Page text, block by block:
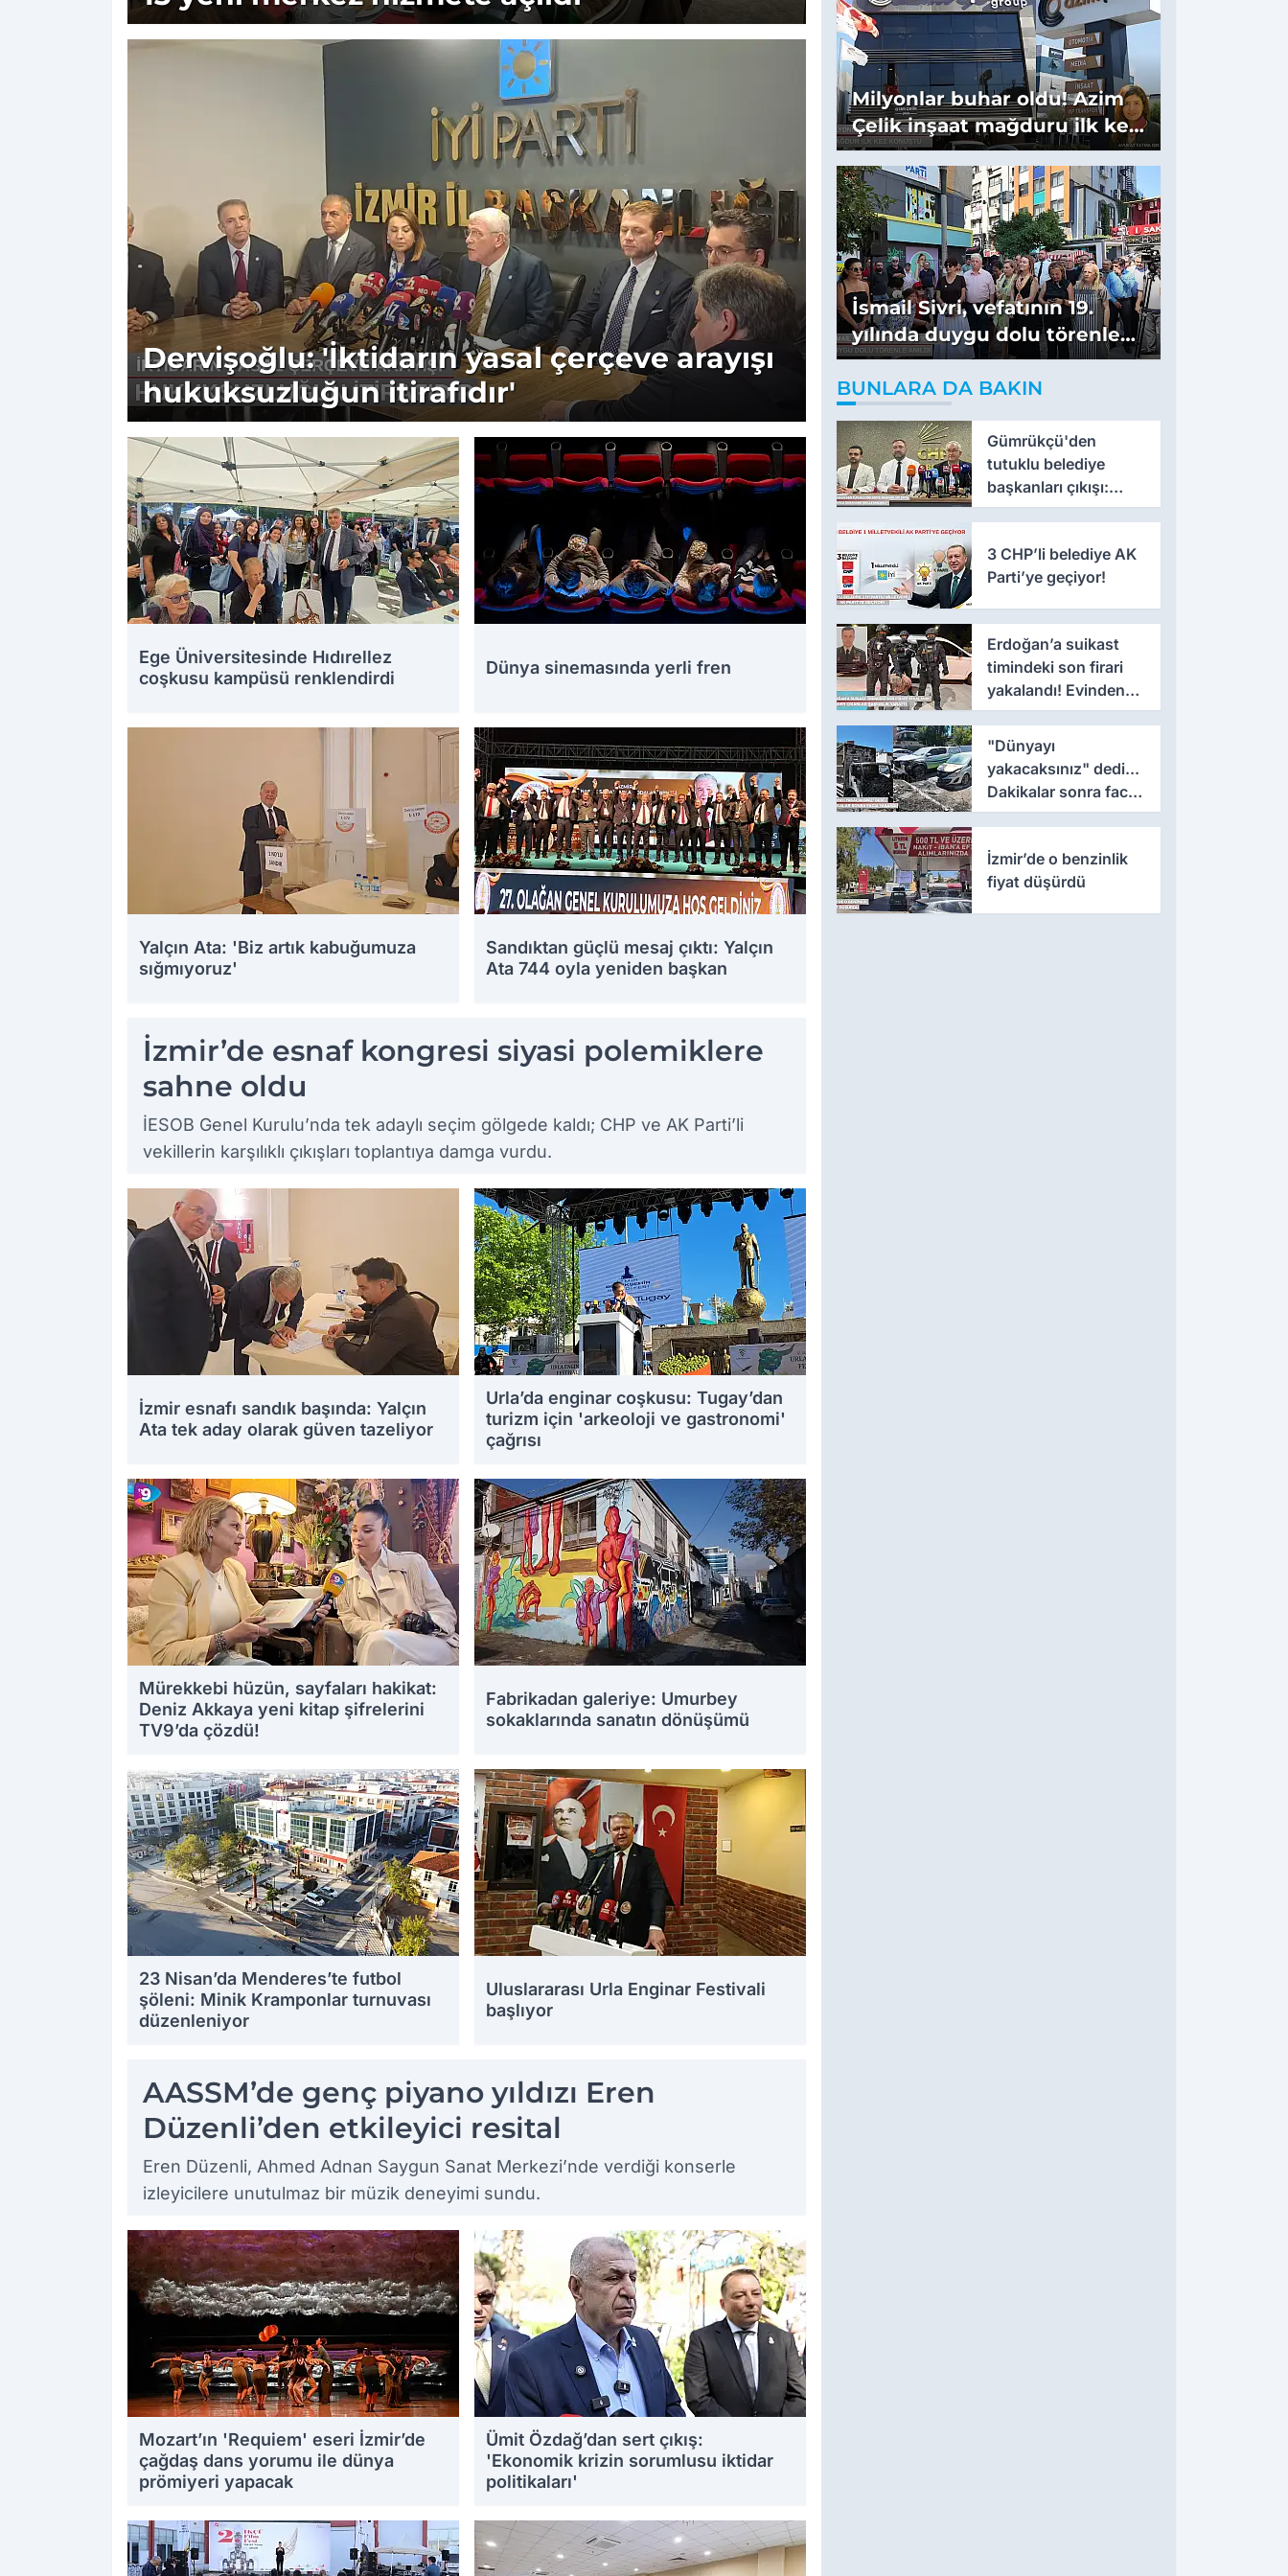
Dervişoğlu: 'İktidarın yasal çerçeve arayışı
hukuksuzluğun itirafıdır'
Ege Üniversitesinde Hıdırellez
coşkusu kampüsü renklendirdi
Dünya sinemasında yerli fren
Yalçın Ata: 'Biz artık kabuğumuza
sığmıyoruz'
Sandıktan güçlü mesaj çıktı: Yalçın
Ata 744 oyla yeniden başkan
İzmir’de esnaf kongresi siyasi polemiklere
sahne oldu
İESOB Genel Kurulu’nda tek adaylı seçim gölgede kaldı; CHP ve AK Parti’li
vekillerin karşılıklı çıkışları toplantıya damga vurdu.
İzmir esnafı sandık başında: Yalçın
Ata tek aday olarak güven tazeliyor
Urla’da enginar coşkusu: Tugay’dan
turizm için 'arkeoloji ve gastronomi'
çağrısı
Mürekkebi hüzün, sayfaları hakikat:
Deniz Akkaya yeni kitap şifrelerini
TV9’da çözdü!
Fabrikadan galeriye: Umurbey
sokaklarında sanatın dönüşümü
23 Nisan’da Menderes’te futbol
şöleni: Minik Kramponlar turnuvası
düzenleniyor
Uluslararası Urla Enginar Festivali
başlıyor
AASSM’de genç piyano yıldızı Eren
Düzenli’den etkileyici resital
Eren Düzenli, Ahmed Adnan Saygun Sanat Merkezi’nde verdiği konserle
izleyicilere unutulmaz bir müzik deneyimi sundu.
Mozart’ın 'Requiem' eseri İzmir’de
çağdaş dans yorumu ile dünya
prömiyeri yapacak
Ümit Özdağ’dan sert çıkış:
'Ekonomik krizin sorumlusu iktidar
politikaları'
Milyonlar buhar oldu! Azim
Çelik inşaat mağduru ilk kez
konuştu
İsmail Sivri, vefatının 19.
yılında duygu dolu törenle
anıldı
BUNLARA DA BAKIN
Gümrükçü'den
tutuklu belediye
başkanları çıkışı:
'Yıllarca iddianame
3 CHP’li belediye AK
Parti’ye geçiyor!
Erdoğan’a suikast
timindeki son firari
yakalandı! Evinden
çıkanlar şaşkınlık
yarattı
"Dünyayı
yakacaksınız" dedi...
Dakikalar sonra facia
yaşandı!
İzmir’de o benzinlik
fiyat düşürdü